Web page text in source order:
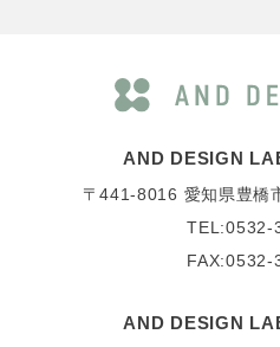
AND DESIGN
〒441-8016 愛知県豊橋
TEL:0532-
FAX:0532-
AND DESIGN